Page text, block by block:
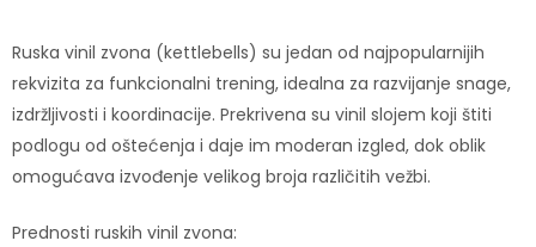
Ruska vinil zvona (kettlebells) su jedan od najpopularnijih
rekvizita za funkcionalni trening, idealna za razvijanje snage,
izdržljivosti i koordinacije. Prekrivena su vinil slojem koji štiti
podlogu od oštećenja i daje im moderan izgled, dok oblik
omogućava izvođenje velikog broja različitih vežbi.
Prednosti ruskih vinil zvona: